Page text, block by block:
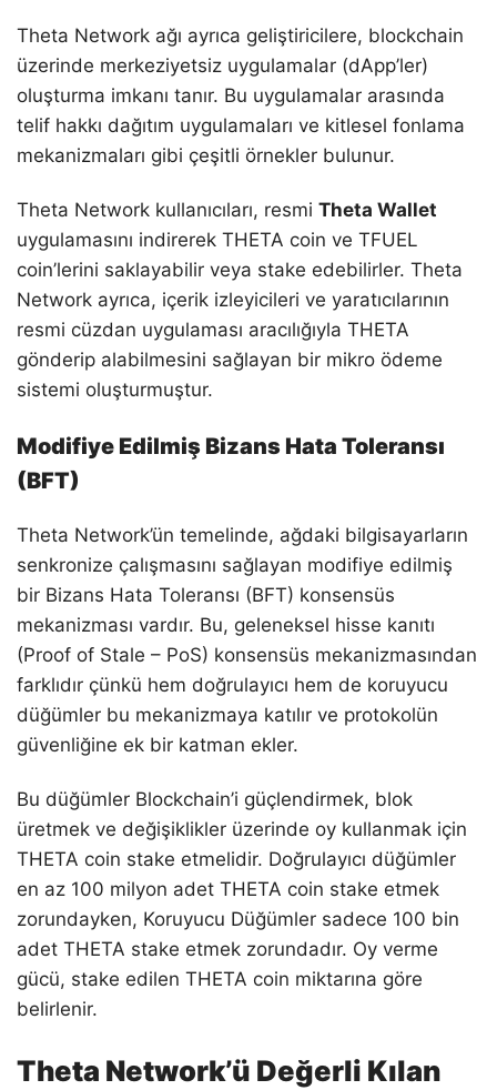
Theta Network ağı ayrıca geliştiricilere, blockchain
üzerinde merkeziyetsiz uygulamalar (dApp’ler)
oluşturma imkanı tanır. Bu uygulamalar arasında
telif hakkı dağıtım uygulamaları ve kitlesel fonlama
mekanizmaları gibi çeşitli örnekler bulunur.
Theta Network kullanıcıları, resmi Theta Wallet
uygulamasını indirerek THETA coin ve TFUEL
coin’lerini saklayabilir veya stake edebilirler. Theta
Network ayrıca, içerik izleyicileri ve yaratıcılarının
resmi cüzdan uygulaması aracılığıyla THETA
gönderip alabilmesini sağlayan bir mikro ödeme
sistemi oluşturmuştur.
Modifiye Edilmiş Bizans Hata Toleransı
(BFT)
Theta Network’ün temelinde, ağdaki bilgisayarların
senkronize çalışmasını sağlayan modifiye edilmiş
bir Bizans Hata Toleransı (BFT) konsensüs
mekanizması vardır. Bu, geleneksel hisse kanıtı
(Proof of Stale – PoS) konsensüs mekanizmasından
farklıdır çünkü hem doğrulayıcı hem de koruyucu
düğümler bu mekanizmaya katılır ve protokolün
güvenliğine ek bir katman ekler.
Bu düğümler Blockchain’i güçlendirmek, blok
üretmek ve değişiklikler üzerinde oy kullanmak için
THETA coin stake etmelidir. Doğrulayıcı düğümler
en az 100 milyon adet THETA coin stake etmek
zorundayken, Koruyucu Düğümler sadece 100 bin
adet THETA stake etmek zorundadır. Oy verme
gücü, stake edilen THETA coin miktarına göre
belirlenir.
Theta Network’ü Değerli Kılan